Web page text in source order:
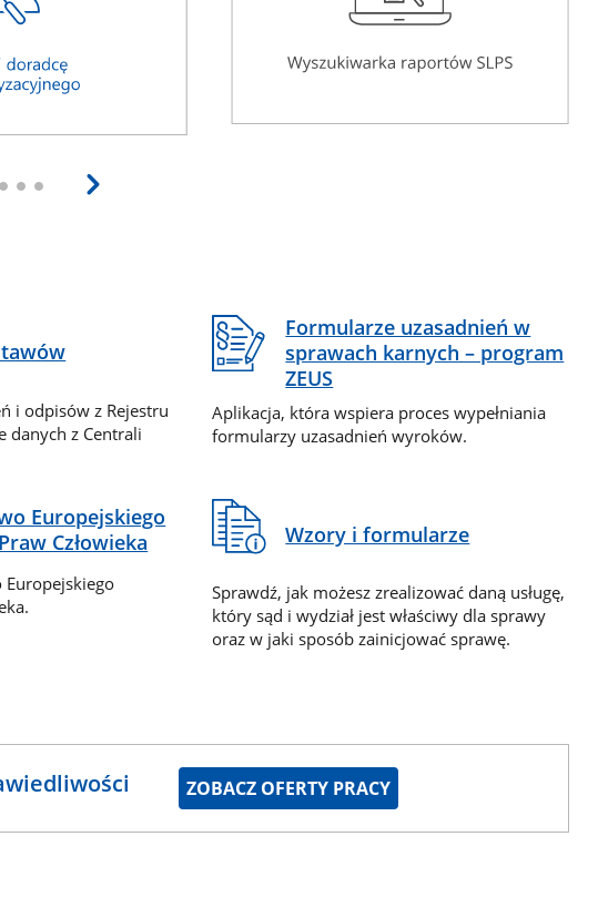
i odpisów z Rejestru
danych z Centrali
Formularze uzasadnień w
sprawach karnych – program
ZEUS
Aplikacja, która wspiera proces wypełniania
formularzy uzasadnień wyroków.
Europejskiego
Człowieka
Europejskiego
Wzory i formularze
Sprawdź, jak możesz zrealizować daną usługę,
który sąd i wydział jest właściwy dla sprawy
oraz w jaki sposób zainicjować sprawę.
ZOBACZ OFERTY PRACY